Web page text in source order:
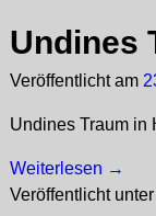
Undines
Veröffentlicht am
Undines Traum
Weiterlesen →
Veröffentlicht unter